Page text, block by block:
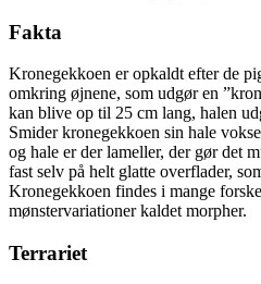
Fakta
Kronegekkoen er opkaldt efter de
omkring øjnene, som udgør en
kan blive op til 25 cm lang, halen
Smider kronegekkoen sin hale
og hale er der lameller, der gør det
fast selv på helt glatte overflader,
Kronegekkoen findes i mange
mønstervariationer kaldet morpher.
Terrariet